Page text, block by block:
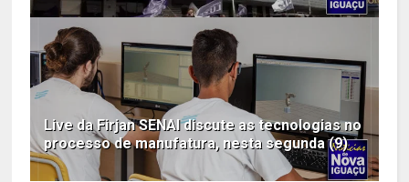
Live da Firjan SENAI discute as tecnologias no
processo de manufatura, nesta segunda (9)